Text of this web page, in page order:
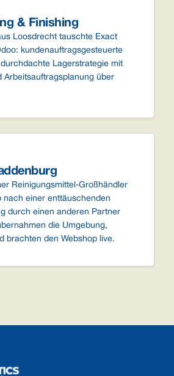
& Finishing
Loosdrecht tauschte Exact
kundenauftragsgesteuerte
Lagerstrategie mit
Arbeitsauftragsplanung über
Reinigungsmittel-Großhändler
nach einer enttäuschenden
durch einen anderen Partner
die Umgebung,
brachten den Webshop live.